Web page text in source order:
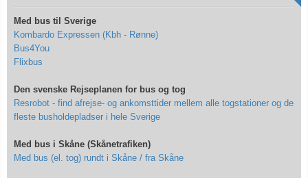
Med bus til Sverige
Kombardo Expressen (Kbh - Rønne)
Bus4You
Flixbus
Den svenske Rejseplanen for bus og tog
Resrobot - find afrejse- og ankomsttider mellem alle togstationer og de
fleste busholdepladser i hele Sverige
Med bus i Skåne (Skånetrafiken)
Med bus (el. tog) rundt i Skåne / fra Skåne